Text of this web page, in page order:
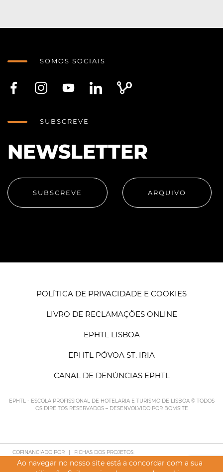
SOMOS SOCIAIS
SUBSCREVE
NEWSLETTER
SUBSCREVE ARQUIVO
POLÍTICA DE PRIVACIDADE E COOKIES
LIVRO DE RECLAMAÇÕES ONLINE
EPHTL LISBOA
EPHTL PÓVOA ST. IRIA
CANAL DE DENÚNCIAS EPHTL
EPHTL - ESCOLA PROFISSIONAL DE HOTELARIA E TURISMO DE LISBOA © TODOS
OS DIREITOS RESERVADOS – DESENVOLVIDO POR BOMSITE
COFINANCIADO POR |
FICHAS DOS PROJETOS:
POISE - FORMAÇÕES MODULARES
Ao navegar no nosso site está a concordar com a sua